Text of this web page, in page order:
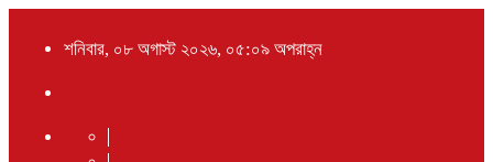
শনিবার, ০৮ অগাস্ট ২০২৬, ০৫:০৯ অপরাহ্ন